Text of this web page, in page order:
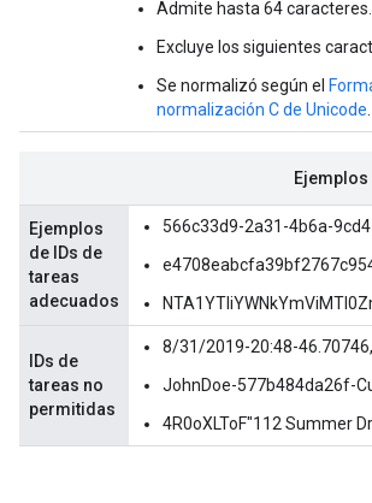
Admite hasta 64 caracteres.
Excluye los siguientes
Se normalizó según el
normalización C de Unicode
Ejemplos
Ejemplos
de IDs de
tareas
adecuados
566c33d9-2a31-4b6a-
IDs de
tareas no
permitidas
8/31/2019-20:48-
JohnDoe-577b484da26f-
4R0oXLToF"112 Summer